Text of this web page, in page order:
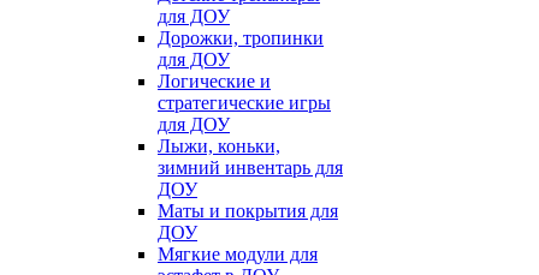
для ДОУ
Дорожки, тропинки
для ДОУ
Логические и
стратегические игры
для ДОУ
Лыжи, коньки,
зимний инвентарь для
ДОУ
Маты и покрытия для
ДОУ
Мягкие модули для